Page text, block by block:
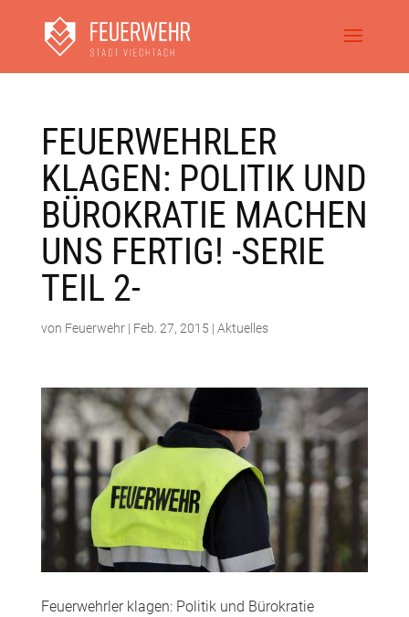
FEUERWEHRLER
KLAGEN: POLITIK UND
BÜROKRATIE MACHEN
UNS FERTIG! -SERIE
TEIL 2-
von Feuerwehr| Feb. 27, 2015 | Aktuelles
Feuerwehrler klagen: Politik und Bürokratie